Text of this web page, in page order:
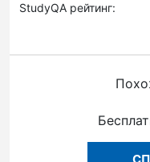
StudyQA рейтинг: